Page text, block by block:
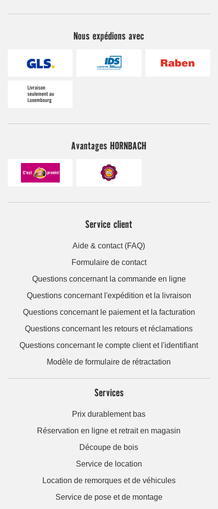
Nous expédions avec
Avantages HORNBACH
Service client
Aide & contact (FAQ)
Formulaire de contact
Questions concernant la commande en ligne
Questions concernant l'expédition et la livraison
Questions concernant le paiement et la facturation
Questions concernant les retours et réclamations
Questions concernant le compte client et l'identifiant
Modèle de formulaire de rétractation
Services
Prix durablement bas
Réservation en ligne et retrait en magasin
Découpe de bois
Service de location
Location de remorques et de véhicules
Service de pose et de montage